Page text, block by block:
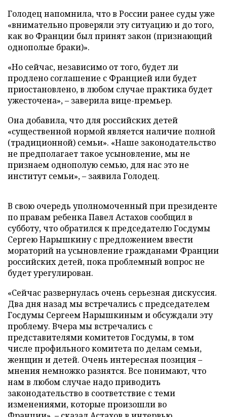
Голодец напомнила, что в России ранее суды уже
«внимательно проверяли эту ситуацию и до того,
как во Франции был принят закон (признающий
однополые браки)».
«Но сейчас, независимо от того, будет ли
продлено соглашение с Францией или будет
приостановлено, в любом случае практика будет
ужесточена», – заверила вице-премьер.
Она добавила, что для российских детей
«существенной нормой является наличие полной
(традиционной) семьи». «Наше законодательство
не предполагает такое усыновление, мы не
признаем однополую семью, для нас это не
институт семьи», – заявила Голодец.
В свою очередь уполномоченный при президенте
по правам ребенка Павел Астахов сообщил в
субботу, что обратился к председателю Госдумы
Сергею Нарышкину с предложением ввести
мораторий на усыновление гражданами Франции
российских детей, пока проблемный вопрос не
будет урегулирован.
«Сейчас развернулась очень серьезная дискуссия.
Два дня назад мы встречались с председателем
Госдумы Сергеем Нарышкиным и обсуждали эту
проблему. Вчера мы встречались с
представителями комитетов Госдумы, в том
числе профильного комитета по делам семьи,
женщин и детей. Очень интересная позиция –
мнения немножко разнятся. Все понимают, что
нам в любом случае надо приводить
законодательство в соответствие с теми
изменениями, которые произошли во